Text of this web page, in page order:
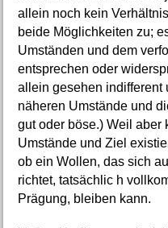
allein noch kein
beide Möglichkeiten zu;
Umständen und dem
entsprechen oder
allein gesehen indifferent
näheren Umstände und
gut oder böse.) Weil aber
Umstände und Ziel
ob ein Wollen, das sich
richtet, tatsächlic h
Prägung, bleiben kann.